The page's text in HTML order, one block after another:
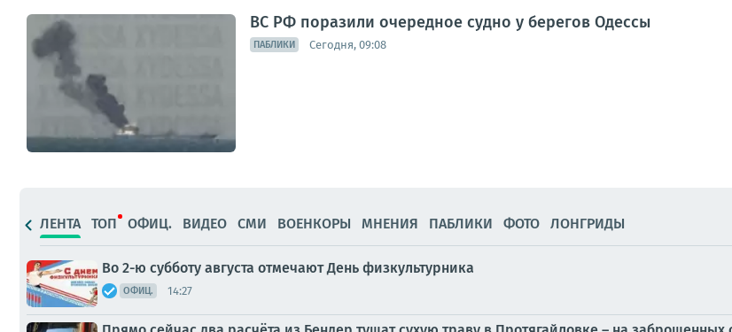
ВС РФ поразили очередное судно у берегов Одессы
ПАБЛИКИ Сегодня, 09:08
ЛЕНТА ТОП ОФИЦ. ВИДЕО СМИ ВОЕНКОРЫ МНЕНИЯ ПАБЛИКИ ФОТО ЛОНГРИДЫ
Во 2-ю субботу августа отмечают День физкультурника
ОФИЦ. 14:27